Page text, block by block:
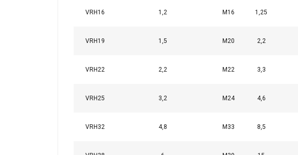
VRH16 1,2 M16 1,25
VRH19 1,5 M20 2,2
VRH22 2,2 M22 3,3
VRH25 3,2 M24 4,6
VRH32 4,8 M33 8,5